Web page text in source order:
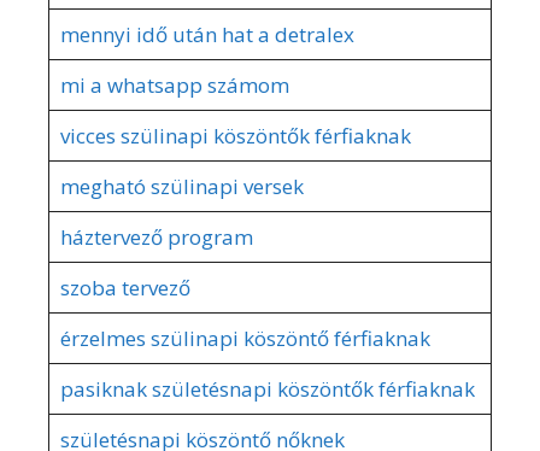
mennyi idő után hat a detralex
mi a whatsapp számom
vicces szülinapi köszöntők férfiaknak
megható szülinapi versek
háztervező program
szoba tervező
érzelmes szülinapi köszöntő férfiaknak
pasiknak születésnapi köszöntők férfiaknak
születésnapi köszöntő nőknek